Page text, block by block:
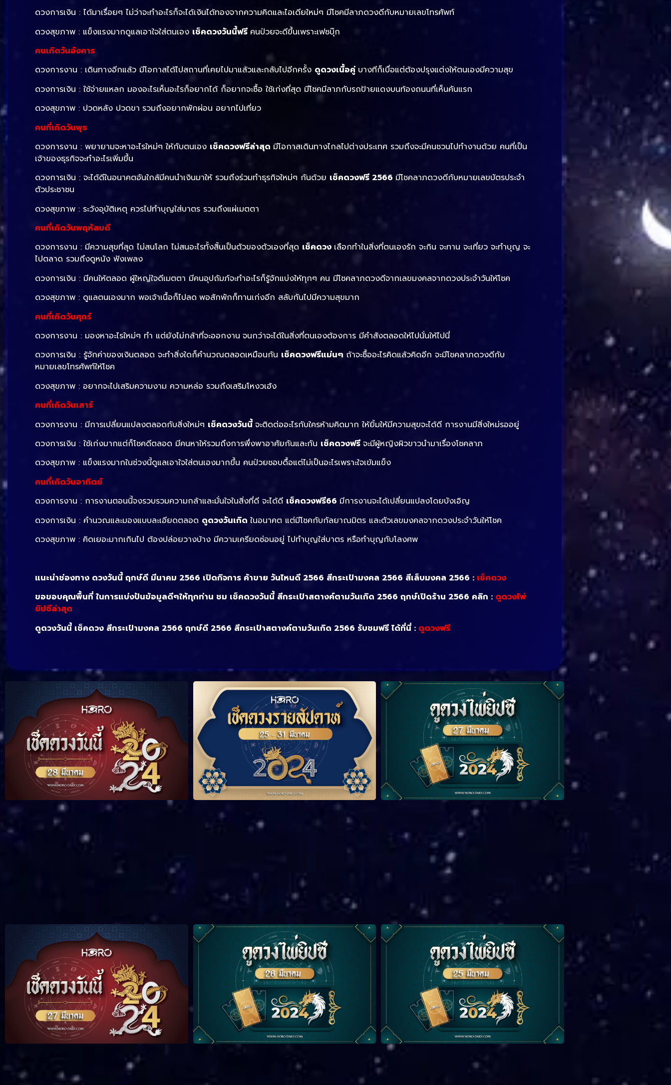
ดวงการเงิน : ได้มาเรื่อยๆ ไม่ว่าจะทำอะไรก็จะได้เงินได้ทองจากความคิดและไอเดียใหม่ๆ มีโชคมีลาภดวงดีกับหมายเลขโทรศัพท์
ดวงสุขภาพ : แข็งแรงมากดูแลเอาใจใส่ตนเอง เช็คดวงวันนี้ฟรี คนป่วยจะดีขึ้นเพราะเฟซบุ๊ก
คนเกิดวันอังคาร
ดวงการงาน : เดินทางอีกแล้ว มีโอกาสได้ไปสถานที่เคยไปมาแล้วและกลับไปอีกครั้ง ดูดวงเนื้อคู่ บางทีก็เบื่อแต่ต้องปรุงแต่งให้ตนเองมีความสุข
ดวงการเงิน : ใช้จ่ายแหลก มองอะไรเห็นอะไรก็อยากได้ ก็อยากจะซื้อ ใช้เก่งที่สุด มีโชคมีลาภกับรถป้ายแดงบนท้องถนนที่เห็นคันแรก
ดวงสุขภาพ : ปวดหลัง ปวดขา รวมถึงอยากพักผ่อน อยากไปเที่ยว
คนที่เกิดวันพุธ
ดวงการงาน : พยายามจะหาอะไรใหม่ๆ ให้กับตนเอง เช็คดวงฟรีล่าสุด มีโอกาสเดินทางไกลไปต่างประเทศ รวมถึงจะมีคนชวนไปทำงานด้วย คนที่เป็น
เจ้าของธุรกิจจะทำอะไรเพิ่มขึ้น
ดวงการเงิน : จะได้ดีในอนาคตอันใกล้มีคนนำเงินมาให้ รวมถึงร่วมทำธุรกิจใหม่ๆ กันด้วย เช็คดวงฟรี 2566 มีโชคลาภดวงดีกับหมายเลขบัตรประจำ
ตัวประชาชน
ดวงสุขภาพ : ระวังอุบัติเหตุ ควรไปทำบุญใส่บาตร รวมถึงแผ่เมตตา
คนที่เกิดวันพฤหัสบดี
ดวงการงาน : มีความสุขที่สุด ไม่สนโลก ไม่สนอะไรทั้งสิ้นเป็นตัวของตัวเองที่สุด เช็คดวง เลือกทำในสิ่งที่ตนเองรัก จะกิน จะทาน จะเที่ยว จะทำบุญ จะ
ไปตลาด รวมถึงดูหนัง ฟังเพลง
ดวงการเงิน : มีคนให้ตลอด ผู้ใหญ่ใจดีเมตตา มีคนอุปถัมภ์จะทำอะไรก็รู้จักแบ่งให้ทุกๆ คน มีโชคลาภดวงดีจากเลขมงคลจากดวงประจำวันให้โชค
ดวงสุขภาพ : ดูแลตนเองมาก พอเจ้าเนื้อก็ไปลด พอสักพักก็ทานเก่งอีก สลับกันไปมีความสุขมาก
คนที่เกิดวันศุกร์
ดวงการงาน : มองหาอะไรใหม่ๆ ทำ แต่ยังไม่กล้าที่จะออกงาน จนกว่าจะได้ในสิ่งที่ตนเองต้องการ มีคำสังตลอดให้ไปนั่นให้ไปนี่
ดวงการเงิน : รู้จักค่าของเงินตลอด จะทำสิ่งใดก็คำนวณตลอดเหมือนกัน เช็คดวงฟรีแม่นๆ ถ้าจะซื้ออะไรคิดแล้วคิดอีก จะมีโชคลาภดวงดีกับ
หมายเลขโทรศัพท์ให้โชค
ดวงสุขภาพ : อยากจะไปเสริมความงาม ความหล่อ รวมถึงเสริมโหงวเฮ้ง
คนที่เกิดวันเสาร์
ดวงการงาน : มีการเปลี่ยนแปลงตลอดกับสิ่งใหม่ๆ เช็คดวงวันนี้ จะติดต่ออะไรกับใครห้ามคิดมาก ให้ยิ้มให้มีความสุขจะได้ดี การงานมีสิ่งใหม่รออยู่
ดวงการเงิน : ใช้เก่งมากแต่ก็โชคดีตลอด มีคนหาให้รวมถึงการพึ่งพาอาศัยกันและกัน เช็คดวงฟรี จะมีผู้หญิงผิวขาวนำมาเรื่องโชคลาภ
ดวงสุขภาพ : แข็งแรงมากในช่วงนี้ดูแลเอาใจใส่ตนเองมากขึ้น คนป่วยชอบดื้อแต่ไม่เป็นอะไรเพราะใจเข้มแข็ง
คนที่เกิดวันอาทิตย์
ดวงการงาน : การงานตอนนี้จงรวบรวมความกล้าและมั่นใจในสิ่งที่ดี จะได้ดี เช็คดวงฟรี66 มีการงานจะได้เปลี่ยนแปลงโดยบังเอิญ
ดวงการเงิน : คำนวณและมองแบบละเอียดตลอด ดูดวงวันเกิดในอนาคต แต่มีโชคกับกัลยาณมิตร และตัวเลขมงคลจากดวงประจำวันให้โชค
ดวงสุขภาพ : คิดเยอะมากเกินไป ต้องปล่อยวางบ้าง มีความเครียดซ่อนอยู่ ไปทำบุญใส่บาตร หรือทำบุญกับโลงศพ
แนะนำช่องทาง ดวงวันนี้ ฤกษ์ดี มีนาคม 2566 เปิดกิจการ ค้าขาย วันไหนดี 2566 สีกระเป๋ามงคล 2566 สีเล็บมงคล 2566 : เช็คดวง
ขอขอบคุณพื้นที่ ในการแบ่งปันข้อมูลดีๆให้ทุกท่าน ชม เช็คดวงวันนี้ สีกระเป๋าสตางค์ตามวันเกิด 2566 ฤกษ์เปิดร้าน 2566 คลิก : ดูดวงไพ่
ยิปซีล่าสุด
ดูดวงวันนี้ เช็คดวง สีกระเป๋ามงคล 2566 ฤกษ์ดี 2566 สีกระเป๋าสตางค์ตามวันเกิด 2566 รับชมฟรี ได้ที่นี่ : ดูดวงฟรี